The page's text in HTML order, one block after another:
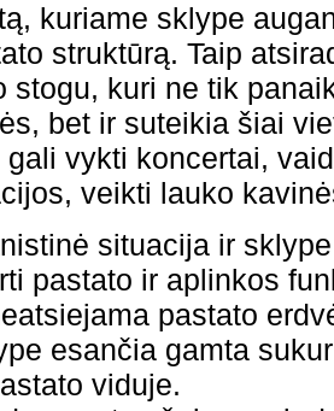
kuriame sklype
struktūrą. Taip
stogu, kuri ne tik
bet ir suteikia šiai
vykti koncertai,
veikti lauko
situacija ir
pastato ir aplinkos
pastato
esančia gamta
viduje.